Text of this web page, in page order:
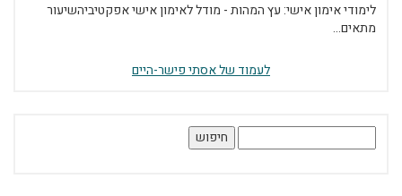
לימודי אימון אישי: עץ המהות - מודל לאימון אישי אפקטיביהשיעור
מתאים...
לעמוד של אסתי פישר-היים